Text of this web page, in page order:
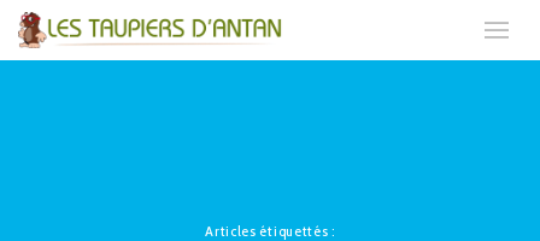
Articles étiquettés :